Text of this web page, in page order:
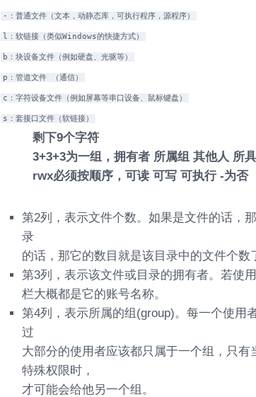
-：普通文件（文本，动静态库，可执行程序，源程序）
l：软链接（类似Windows的快捷方式）
b：块设备文件（例如硬盘、光驱等）
p：管道文件 （通信）
c：字符设备文件（例如屏幕等串口设备、鼠标键盘）
s：套接口文件（软链接）
剩下9个字符
3+3+3为一组，拥有者 所属组 其他人 所具
rwx必须按顺序，可读 可写 可执行 -为否
第2列，表示文件个数。如果是文件的话，
录
的话，那它的数目就是该目录中的文件个数
第3列，表示该文件或目录的拥有者。若使
栏大概都是它的账号名称。
第4列，表示所属的组(group)。每一个使用
过
大部分的使用者应该都只属于一个组，只
特殊权限时，
才可能会给他另一个组。